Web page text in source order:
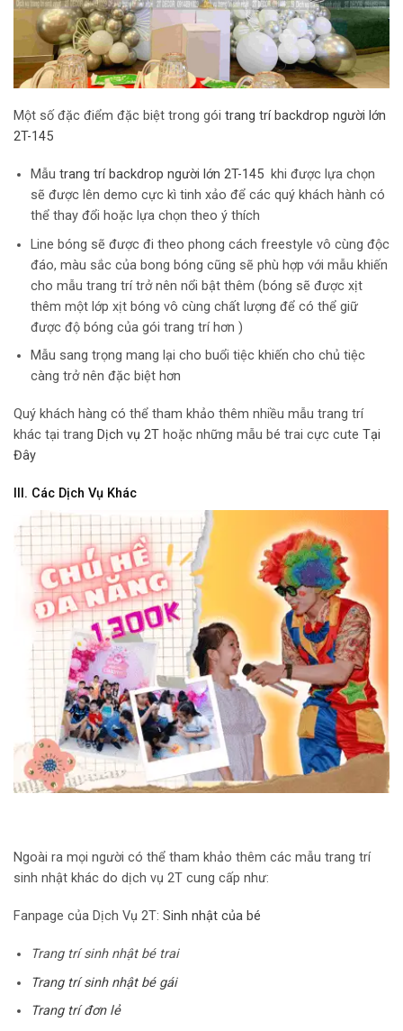
Một số đặc điểm đặc biệt trong gói trang trí backdrop người lớn
2T-145
Mẫu trang trí backdrop người lớn 2T-145khi được lựa chọn
sẽ được lên demo cực kì tinh xảo để các quý khách hành có
thể thay đổi hoặc lựa chọn theo ý thích
Line bóng sẽ được đi theo phong cách freestyle vô cùng độc
đáo, màu sắc của bong bóng cũng sẽ phù hợp với mẫu khiến
cho mẫu trang trí trở nên nổi bật thêm (bóng sẽ được xịt
thêm một lớp xịt bóng vô cùng chất lượng để có thể giữ
được độ bóng của gói trang trí hơn )
Mẫu sang trọng mang lại cho buổi tiệc khiến cho chủ tiệc
càng trở nên đặc biệt hơn
Quý khách hàng có thể tham khảo thêm nhiều mẫu trang trí
khác tại trang Dịch vụ 2T hoặc những mẫu bé trai cực cute Tại
Đây
III. Các Dịch Vụ Khác
Ngoài ra mọi người có thể tham khảo thêm các mẫu trang trí
sinh nhật khác do dịch vụ 2T cung cấp như:
Fanpage của Dịch Vụ 2T: Sinh nhật của bé
Trang trí sinh nhật bé trai
Trang trí sinh nhật bé gái
Trang trí đơn lẻ